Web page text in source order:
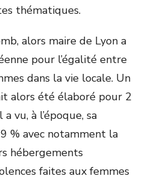
thématiques.
alors maire de Lyon a
pour l’égalité entre
dans la vie locale. Un
alors été élaboré pour 2
vu, à l’époque, sa
% avec notamment la
hébergements
faites aux femmes